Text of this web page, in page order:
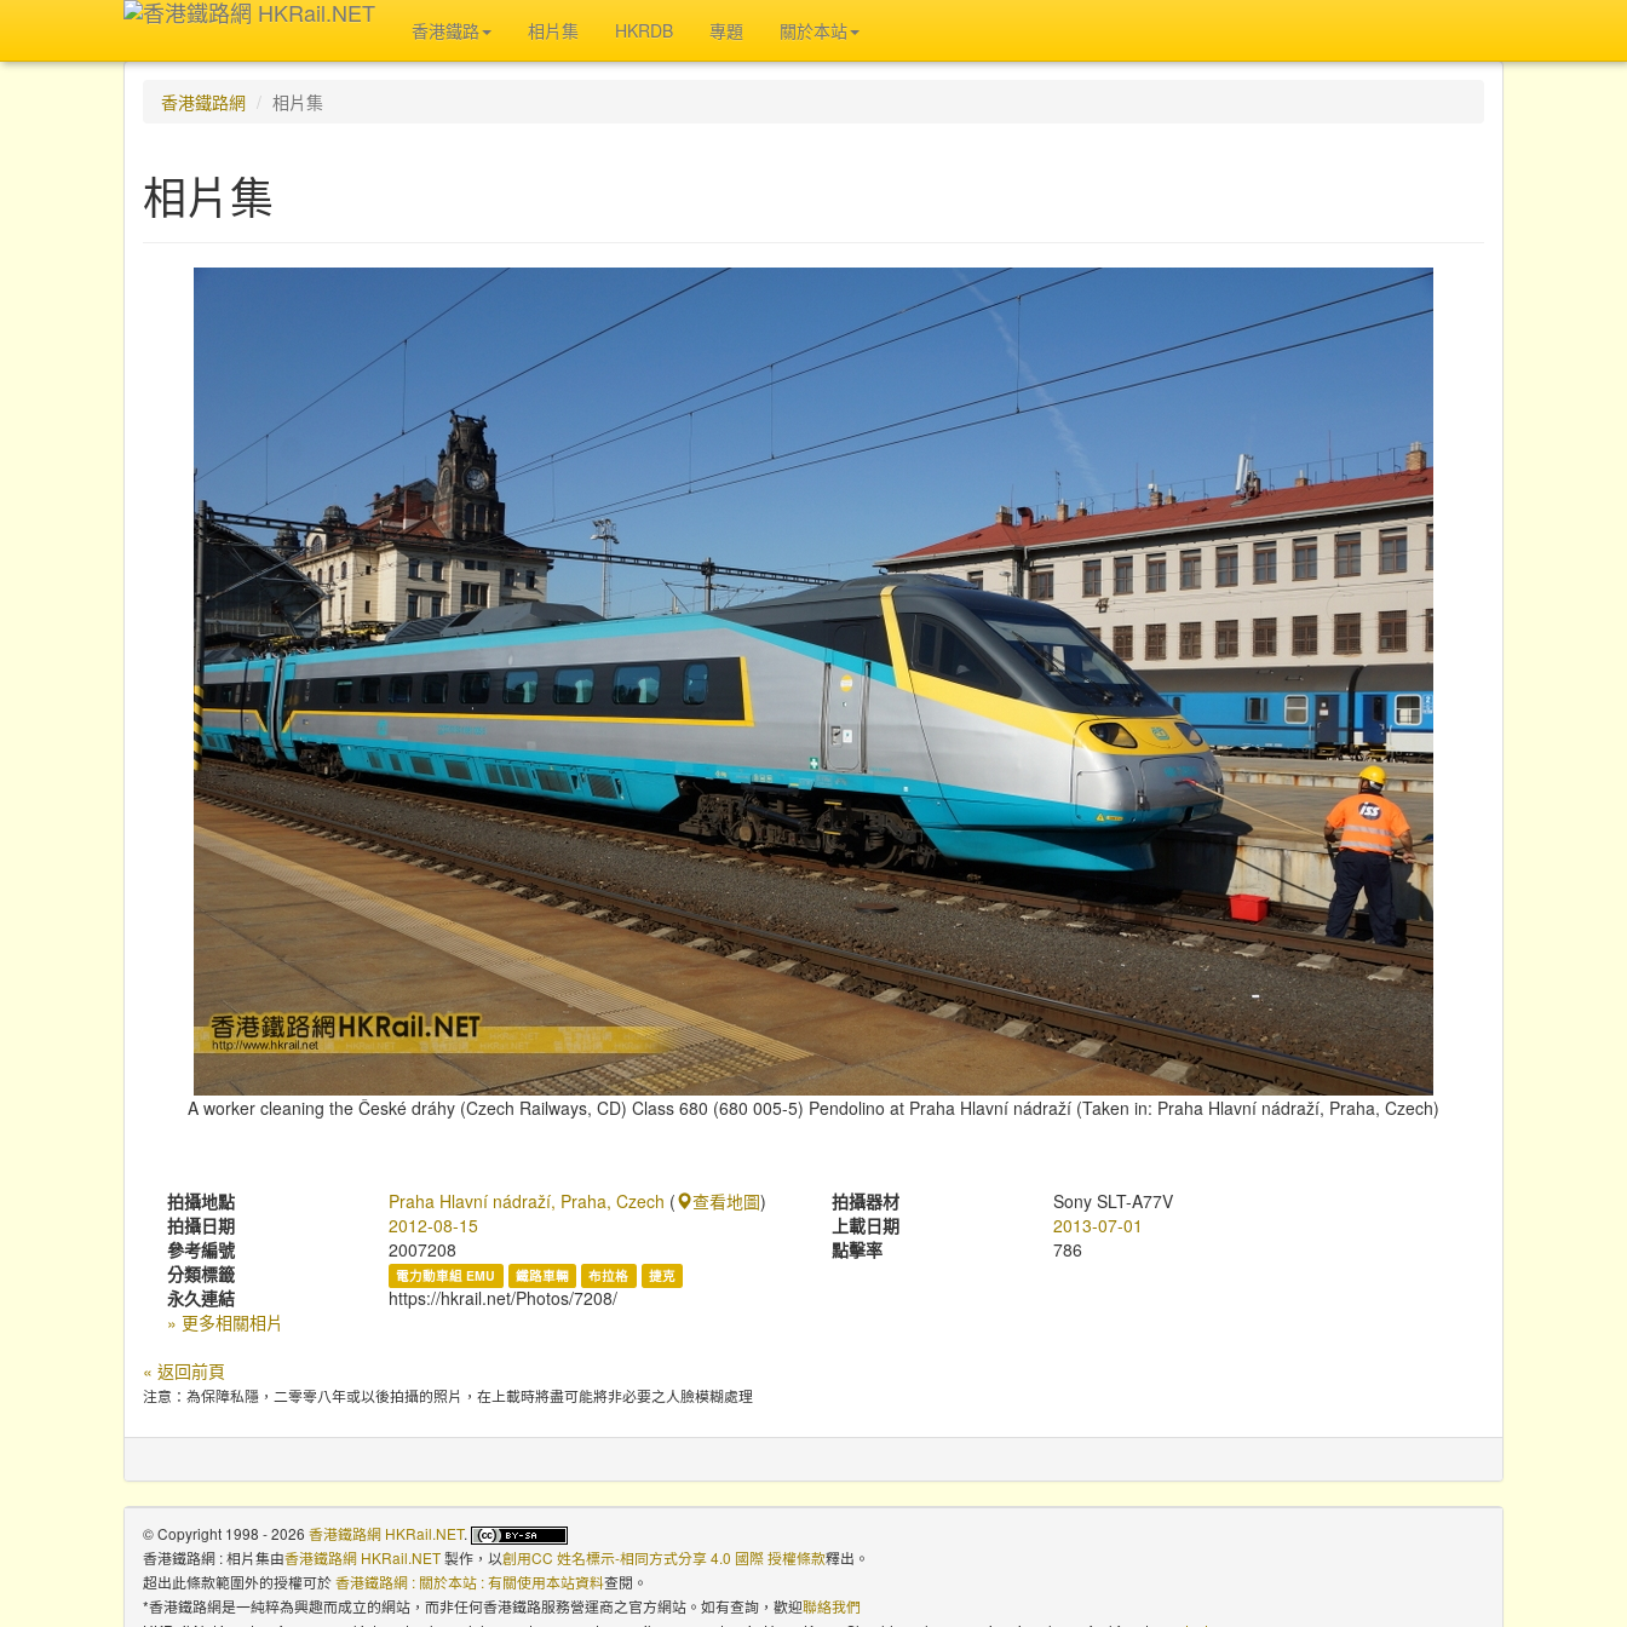
香港鐵路 相片集 HKRDB 專題 關於本站
香港鐵路網 相片集
相片集
A worker cleaning the České dráhy (Czech Railways, CD) Class 680 (680 005-5) Pendolino at Praha Hlavní nádraží (Taken in: Praha Hlavní nádraží, Praha, Czech)
拍攝地點 Praha Hlavní nádraží, Praha, Czech ( 查看地圖) 拍攝器材
Sony SLT-A77V
拍攝日期
2012-08-15 上載日期
2013-07-01
參考編號
2007208 點擊率
786
分類標籤
電力動車組 EMU 鐵路車輛 布拉格 捷克
永久連結
https://hkrail.net/Photos/7208/
» 更多相關相片
« 返回前頁
注意：為保障私隱，二零零八年或以後拍攝的照片，在上載時將盡可能將非必要之人臉模糊處理
© Copyright 1998 - 2026 香港鐵路網 HKRail.NET.
香港鐵路網 : 相片集由香港鐵路網 HKRail.NET製作，以創用CC 姓名標示-相同方式分享 4.0 國際 授權條款釋出。
超出此條款範圍外的授權可於香港鐵路網 : 關於本站 : 有關使用本站資料查閱。
*香港鐵路網是一純粹為興趣而成立的網站，而非任何香港鐵路服務營運商之官方網站。如有查詢，歡迎聯絡我們